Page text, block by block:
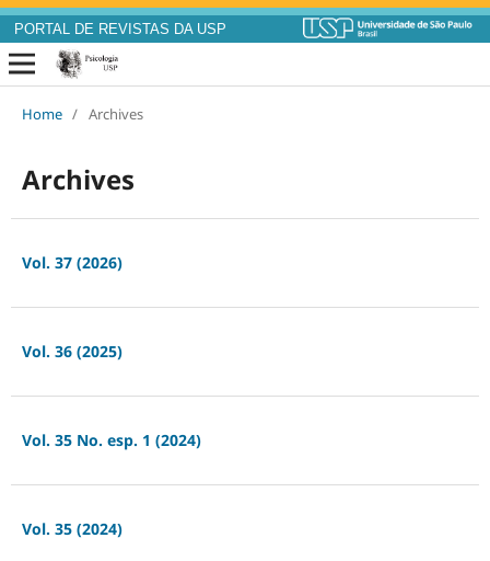
PORTAL DE REVISTAS DA USP
Home / Archives
Archives
Vol. 37 (2026)
Vol. 36 (2025)
Vol. 35 No. esp. 1 (2024)
Vol. 35 (2024)